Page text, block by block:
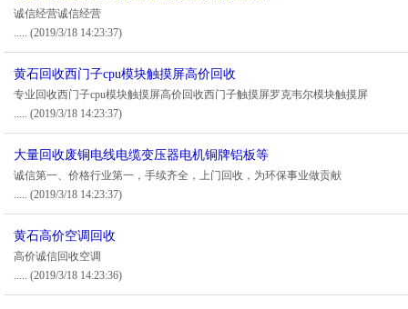
诚信经营诚信经营
..... (2019/3/18 14:23:37)
黄石回收西门子cpu模块触摸屏高价回收
专业回收西门子cpu模块触摸屏高价回收西门子触摸屏罗克韦尔模块触摸屏
..... (2019/3/18 14:23:37)
大量回收废铜电线电缆变压器电机铜牌铝板等
诚信第一、价格行业第一，手续齐全，上门回收，为环保事业做贡献
..... (2019/3/18 14:23:37)
黄石高价空调回收
高价诚信回收空调
..... (2019/3/18 14:23:36)